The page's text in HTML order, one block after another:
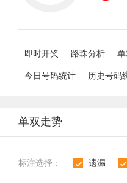
即时开奖 路珠分析
今日号码统计 历史号码
单双走势
标注选择：
遗漏